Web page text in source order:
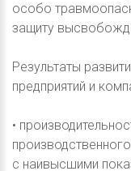
особо
защиту
Результаты
предприятий и
•
с наивысшими